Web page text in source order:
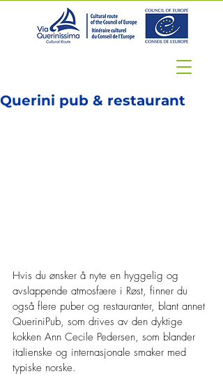
Querini pub & restaurant
Hvis du ønsker å nyte en hyggelig og
avslappende atmosfære i Røst, finner du
også flere puber og restauranter, blant annet
QueriniPub, som drives av den dyktige
kokken Ann Cecile Pedersen, som blander
italienske og internasjonale smaker med
typiske norske.